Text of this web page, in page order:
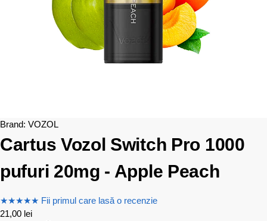
Brand: VOZOL
Cartus Vozol Switch Pro 1000
pufuri 20mg - Apple Peach
★★★★★ Fii primul care lasă o recenzie
21,00 lei